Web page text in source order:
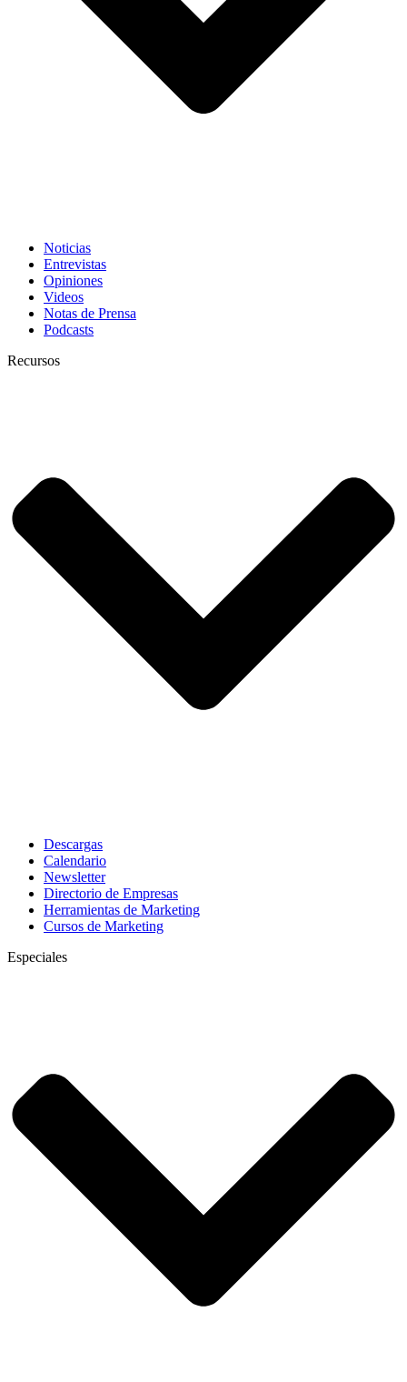
Noticias
Entrevistas
Opiniones
Videos
Notas de Prensa
Podcasts
Recursos
Descargas
Calendario
Newsletter
Directorio de Empresas
Herramientas de Marketing
Cursos de Marketing
Especiales